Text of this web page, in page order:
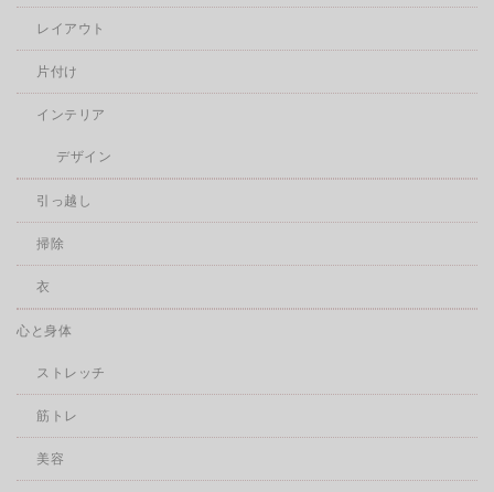
レイアウト
片付け
インテリア
デザイン
引っ越し
掃除
衣
心と身体
ストレッチ
筋トレ
美容